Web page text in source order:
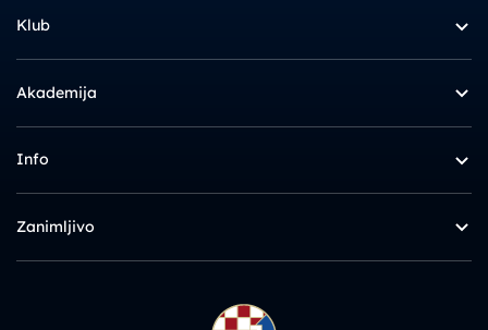
Klub
Akademija
Info
Zanimljivo